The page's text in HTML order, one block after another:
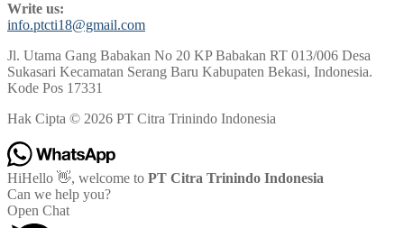
Write us:
info.ptcti18@gmail.com
Jl. Utama Gang Babakan No 20 KP Babakan RT 013/006 Desa
Sukasari Kecamatan Serang Baru Kabupaten Bekasi, Indonesia.
Kode Pos 17331
Hak Cipta © 2026 PT Citra Trinindo Indonesia
HiHello 👋, welcome to PT Citra Trinindo Indonesia
Can we help you?
Open Chat